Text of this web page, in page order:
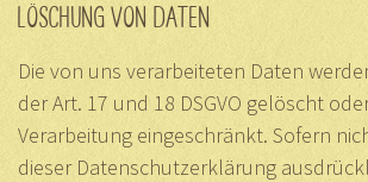
LÖSCHUNG VON DATEN
Die von uns verarbeiteten Daten
der Art. 17 und 18 DSGVO gelöscht
Verarbeitung eingeschränkt. Sofern
dieser Datenschutzerklärung